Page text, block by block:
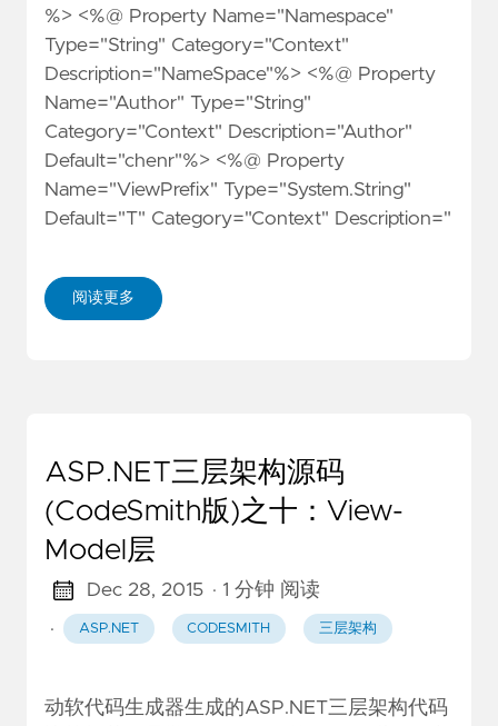
%> <%@ Property Name="Namespace"
Type="String" Category="Context"
Description="NameSpace"%> <%@ Property
Name="Author" Type="String"
Category="Context" Description="Author"
Default="chenr"%> <%@ Property
Name="ViewPrefix" Type="System.String"
Default="T" Category="Context" Description="
阅读更多
ASP.NET三层架构源码
(CodeSmith版)之十：View-
Model层
Dec 28, 2015 · 1 分钟 阅读
·
ASP.NET CODESMITH 三层架构
动软代码生成器生成的ASP.NET三层架构代码